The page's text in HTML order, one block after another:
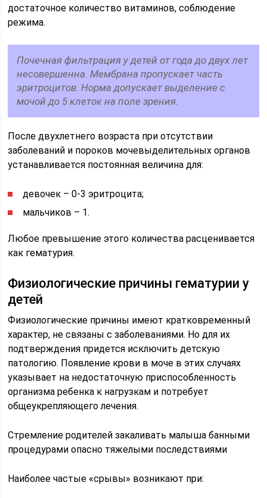
достаточное количество витаминов, соблюдение
режима.
Почечная фильтрация у детей от года до двух лет
несовершенна. Мембрана пропускает часть
эритроцитов. Норма допускает выделение с
мочой до 5 клеток на поле зрения.
После двухлетнего возраста при отсутствии
заболеваний и пороков мочевыделительных органов
устанавливается постоянная величина для:
девочек – 0-3 эритроцита;
мальчиков – 1.
Любое превышение этого количества расценивается
как гематурия.
Физиологические причины гематурии у
детей
Физиологические причины имеют кратковременный
характер, не связаны с заболеваниями. Но для их
подтверждения придется исключить детскую
патологию. Появление крови в моче в этих случаях
указывает на недостаточную приспособленность
организма ребенка к нагрузкам и потребует
общеукрепляющего лечения.
Стремление родителей закаливать малыша банными
процедурами опасно тяжелыми последствиями
Наиболее частые «срывы» возникают при: